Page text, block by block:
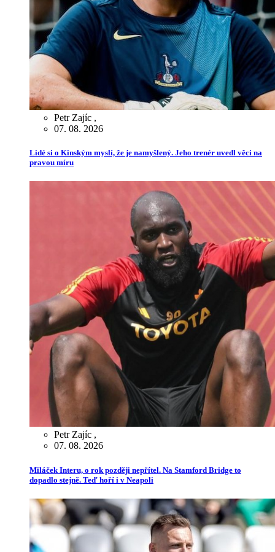
Petr Zajíc ,
07. 08. 2026
Lidé si o Kinským myslí, že je namyšlený. Jeho trenér uvedl věci na
pravou míru
Petr Zajíc ,
07. 08. 2026
Miláček Interu, o rok později nepřítel. Na Stamford Bridge to
dopadlo stejně. Teď hoří i v Neapoli